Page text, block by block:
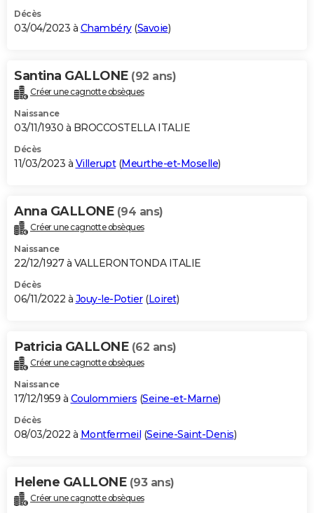
Décès
03/04/2023 à Chambéry(Savoie)
Santina GALLONE (92 ans)
Créer une cagnotte obsèques
Naissance
03/11/1930 à BROCCOSTELLA ITALIE
Décès
11/03/2023 à Villerupt(Meurthe-et-Moselle)
Anna GALLONE (94 ans)
Créer une cagnotte obsèques
Naissance
22/12/1927 à VALLERONTONDA ITALIE
Décès
06/11/2022 à Jouy-le-Potier(Loiret)
Patricia GALLONE (62 ans)
Créer une cagnotte obsèques
Naissance
17/12/1959 à Coulommiers (Seine-et-Marne)
Décès
08/03/2022 à Montfermeil (Seine-Saint-Denis)
Helene GALLONE (93 ans)
Créer une cagnotte obsèques